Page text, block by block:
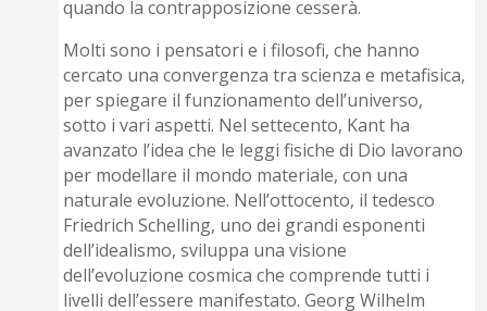
quando la contrapposizione cesserà.
Molti sono i pensatori e i filosofi, che hanno
cercato una convergenza tra scienza e metafisica,
per spiegare il funzionamento dell’universo,
sotto i vari aspetti. Nel settecento, Kant ha
avanzato l’idea che le leggi fisiche di Dio lavorano
per modellare il mondo materiale, con una
naturale evoluzione. Nell’ottocento, il tedesco
Friedrich Schelling, uno dei grandi esponenti
dell’idealismo, sviluppa una visione
dell’evoluzione cosmica che comprende tutti i
livelli dell’essere manifestato. Georg Wilhelm